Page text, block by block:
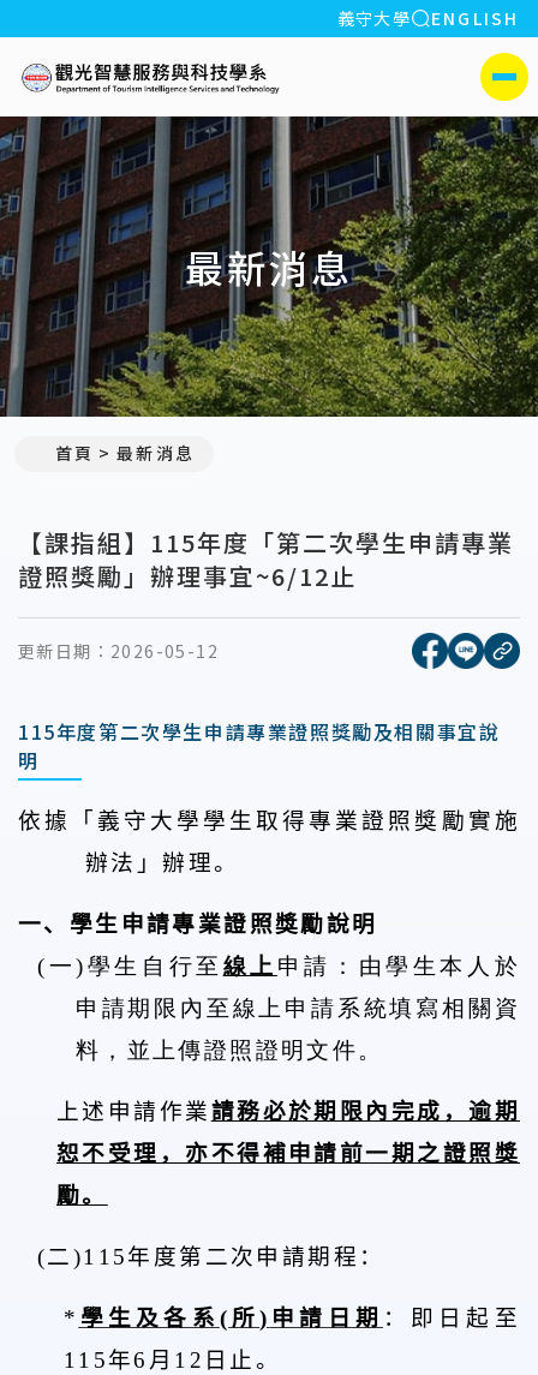
:::
義守大學 全站搜索
ENGLISH
義守大學觀光智慧服務與
側選單
最新消息
首頁 最新消息
【課指組】115年度「第二次學生申請專業
證照獎勵」辦理事宜~6/12止
更新日期： 2026-05-12 [另開新
[另開
複
115年度第二次學生申請專業證照獎勵及相關事宜說
明
依據「義守大學學生取得專業證照獎勵實施
辦法」辦理。
一、學生申請專業證照獎勵說明
(一)學生自行至 線上 申請： 由學生本人於
申請期限內至線上申請系統填寫相關資
料，並上傳證照證明文件。
上述申請作業請務必於期限內完成，逾期
恕不受理，亦不得補申請前一期之證照獎
勵。
(二)115年度第二次申請期程：
* 學生及各系 ( 所) 申請日期 ：即日起至
115年6 月 12 日止。